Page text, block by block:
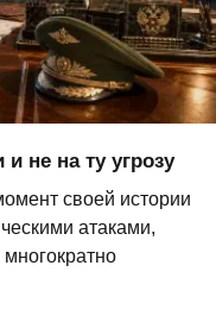
и не на ту угрозу
своей истории
атаками,